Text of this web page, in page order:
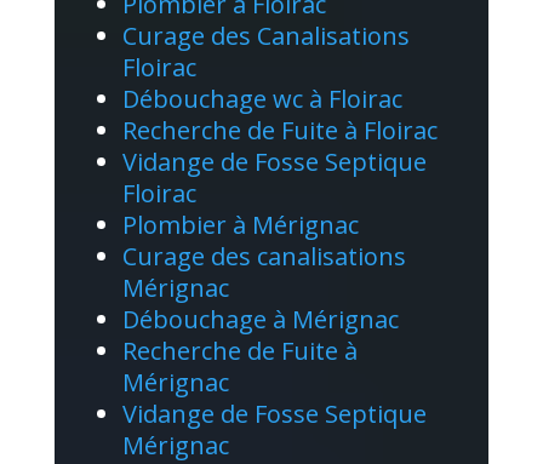
Curage des Canalisations
Floirac
Débouchage wc à Floirac
Recherche de Fuite à Floirac
Vidange de Fosse Septique
Floirac
Plombier à Mérignac
Curage des canalisations
Mérignac
Débouchage à Mérignac
Recherche de Fuite à
Mérignac
Vidange de Fosse Septique
Mérignac